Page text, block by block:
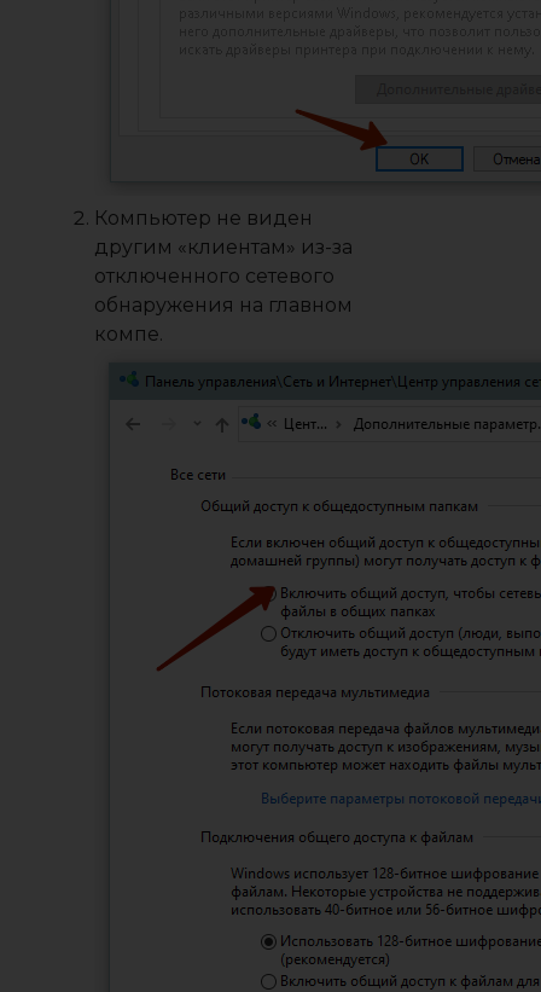
Компьютер не виден
другим «клиентам» из-за
отключенного сетевого
обнаружения на главном
компе.